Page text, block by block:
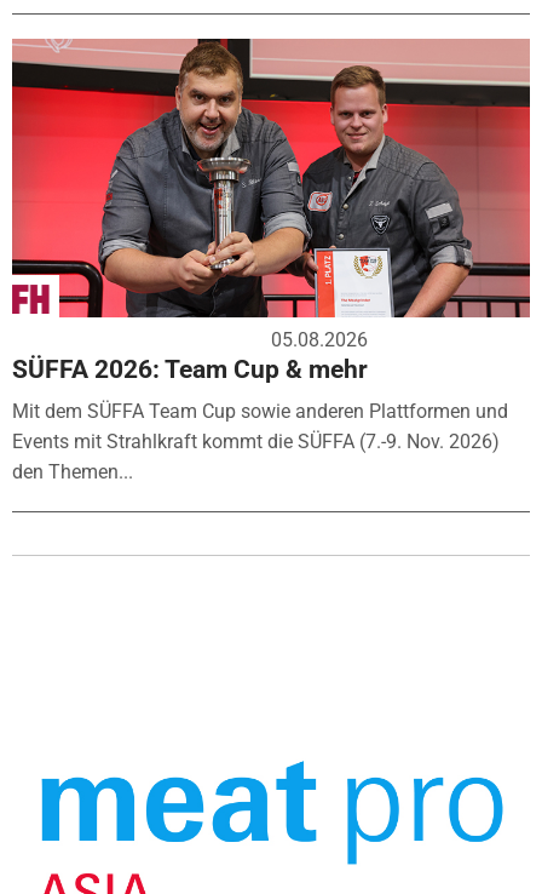
05.08.2026
SÜFFA 2026: Team Cup & mehr
Mit dem SÜFFA Team Cup sowie anderen Plattformen und
Events mit Strahlkraft kommt die SÜFFA (7.-9. Nov. 2026)
den Themen...